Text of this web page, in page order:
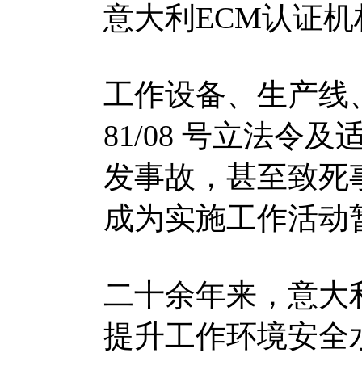
意大利ECM认证
工作设备、生产线
81/08 号立法令及
发事故，甚至致死
成为实施工作活
二十余年来，意大
提升工作环境安全